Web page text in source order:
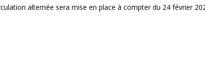
alternée sera mise en place à compter du 24 février